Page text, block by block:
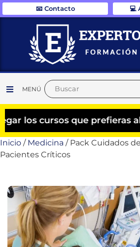
📧 Contacto 💻
MENÚ
que prefieras al
Inicio / Medicina / Pack Cuidados
Pacientes Críticos